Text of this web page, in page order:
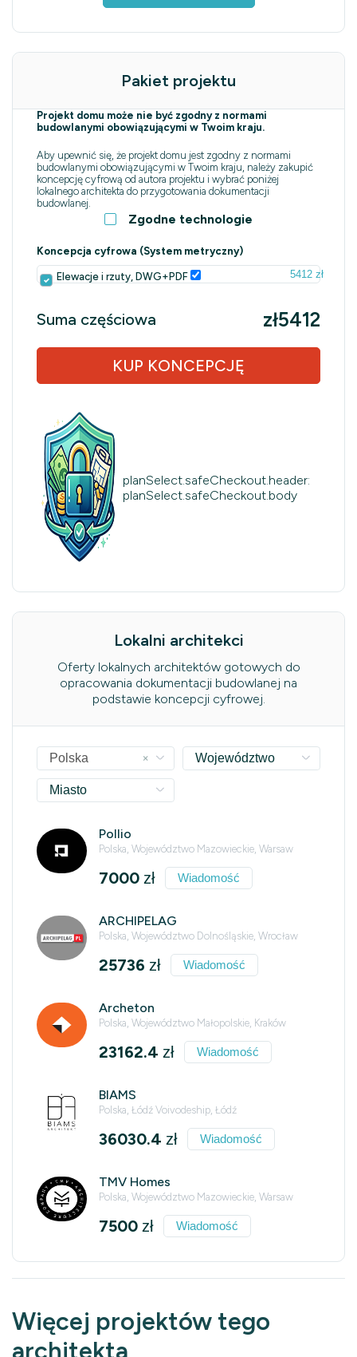
Pakiet projektu
Projekt domu może nie być zgodny z normami
budowlanymi obowiązującymi w Twoim kraju.
Aby upewnić się, że projekt domu jest zgodny z normami
budowlanymi obowiązującymi w Twoim kraju, należy zakupić
koncepcję cyfrową od autora projektu i wybrać poniżej
lokalnego architekta do przygotowania dokumentacji
budowlanej.
Zgodne technologie
Koncepcja cyfrowa (System metryczny)
Elewacje i rzuty, DWG+PDF 5412 zł
Suma częściowa zł5412
KUP KONCEPCJĘ
planSelect.safeCheckout.header:
planSelect.safeCheckout.body
Lokalni architekci
Oferty lokalnych architektów gotowych do
opracowania dokumentacji budowlanej na
podstawie koncepcji cyfrowej.
×
Polska Województwo
Miasto
Pollio
Polska, Województwo Mazowieckie, Warsaw
7000 zł Wiadomość
ARCHIPELAG
Polska, Województwo Dolnośląskie, Wrocław
25736 zł Wiadomość
Archeton
Polska, Województwo Małopolskie, Kraków
23162.4 zł Wiadomość
BIAMS
Polska, Łódź Voivodeship, Łódź
36030.4 zł Wiadomość
TMV Homes
Polska, Województwo Mazowieckie, Warsaw
7500 zł Wiadomość
Więcej projektów tego
architekta